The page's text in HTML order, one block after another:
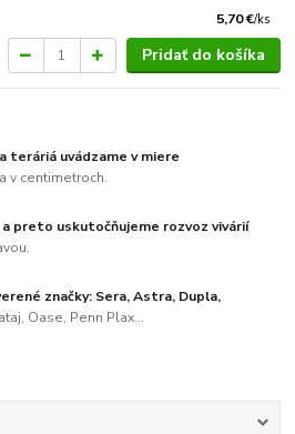
5,70 €/ks
Pridať do košíka
teráriá uvádzame v miere
v centimetroch.
a preto uskutočňujeme rozvoz vivárií
značky: Sera, Astra, Dupla,
Oase, Penn Plax...